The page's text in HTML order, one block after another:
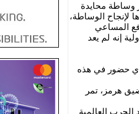
وساطة محايدة
لإنجاح الوساطة،
المساعي
إنه لم يعد
أي حضور في هذه
هرمز، تمر
الحرب العالمية